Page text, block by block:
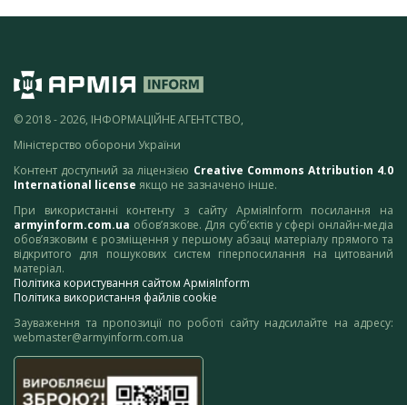
© 2018 - 2026, ІНФОРМАЦІЙНЕ АГЕНТСТВО,
Міністерство оборони України
Контент доступний за ліцензією Creative Commons Attribution 4.0
International license якщо не зазначено інше.
При використанні контенту з сайту АрміяInform посилання на
armyinform.com.ua обов’язкове. Для суб’єктів у сфері онлайн-медіа
обов’язковим є розміщення у першому абзаці матеріалу прямого та
відкритого для пошукових систем гіперпосилання на цитований
матеріал.
Політика користування сайтом АрміяInform
Політика використання файлів cookie
Зауваження та пропозиції по роботі сайту надсилайте на адресу:
webmaster@armyinform.com.ua